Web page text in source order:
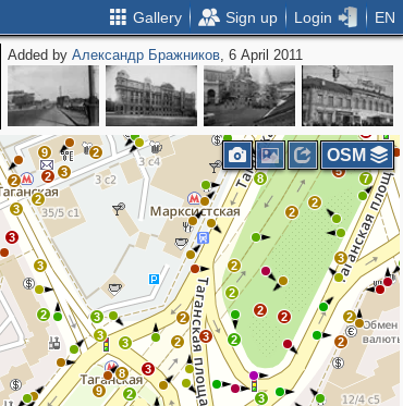
Gallery Sign up Login EN
Added byАлександр Бражников, 6 April 2011
5
3
5
13
2
9
2
3
3
3
8
3
2
2
2
3
2
3
2
2
4
6
7
5
2
3
2
2
2
2
2
8
2
3
2
2
5
2
2
2
2 2
9
2
2
2
3
2
3
3
3
2
3
OSM